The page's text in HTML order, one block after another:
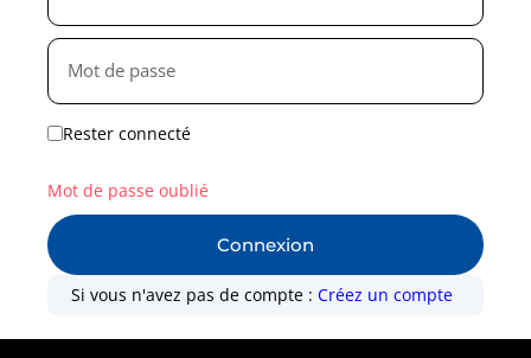
Rester connecté
Connexion
Mot de passe oublié
Si vous n'avez pas de compte :Créez un compte